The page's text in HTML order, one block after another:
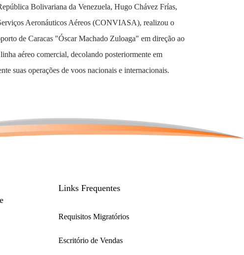
Bolivariana da Venezuela, Hugo Chávez Frías,
Aeronáuticos Aéreos (CONVIASA), realizou o
de Caracas "Óscar Machado Zuloaga" em direção ao
aéreo comercial, decolando posteriormente em
suas operações de voos nacionais e internacionais.
Links Frequentes
Requisitos Migratórios
Escritório de Vendas